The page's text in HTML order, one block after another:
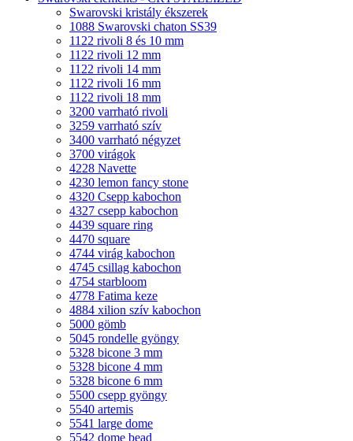
Swarovski kristály ékszerek
1088 Swarovski chaton SS39
1122 rivoli 8 és 10 mm
1122 rivoli 12 mm
1122 rivoli 14 mm
1122 rivoli 16 mm
1122 rivoli 18 mm
3200 varrható rivoli
3259 varrható szív
3400 varrható négyzet
3700 virágok
4228 Navette
4230 lemon fancy stone
4320 Csepp kabochon
4327 csepp kabochon
4439 square ring
4470 square
4744 virág kabochon
4745 csillag kabochon
4754 starbloom
4778 Fatima keze
4884 xilion szív kabochon
5000 gömb
5045 rondelle gyöngy
5328 bicone 3 mm
5328 bicone 4 mm
5328 bicone 6 mm
5500 csepp gyöngy
5540 artemis
5541 large dome
5542 dome bead